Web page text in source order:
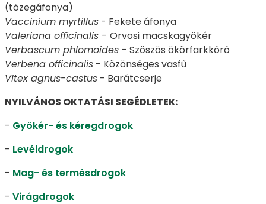
(tőzegáfonya)
Vaccinium myrtillus - Fekete áfonya
Valeriana officinalis - Orvosi macskagyökér
Verbascum phlomoides - Szöszös ökörfarkkóró
Verbena officinalis - Közönséges vasfű
Vitex agnus-castus - Barátcserje
NYILVÁNOS OKTATÁSI SEGÉDLETEK:
- Gyökér- és kéregdrogok
- Levéldrogok
- Mag- és termésdrogok
- Virágdrogok